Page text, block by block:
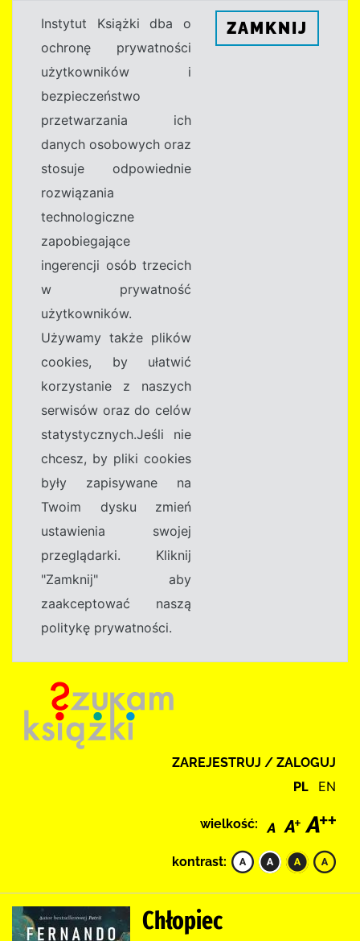
Instytut Książki dba o
ochronę prywatności
użytkowników i
bezpieczeństwo
przetwarzania ich
danych osobowych oraz
stosuje odpowiednie
rozwiązania
technologiczne
zapobiegające
ingerencji osób trzecich
w prywatność
użytkowników.
Używamy także plików
cookies, by ułatwić
korzystanie z naszych
serwisów oraz do celów
statystycznych.Jeśli nie
chcesz, by pliki cookies
były zapisywane na
Twoim dysku zmień
ustawienia swojej
przeglądarki. Kliknij
"Zamknij" aby
zaakceptować naszą
politykę prywatności.
ZAMKNIJ
ZAREJESTRUJ / ZALOGUJ
PL EN
wielkość:
kontrast:
Chłopiec